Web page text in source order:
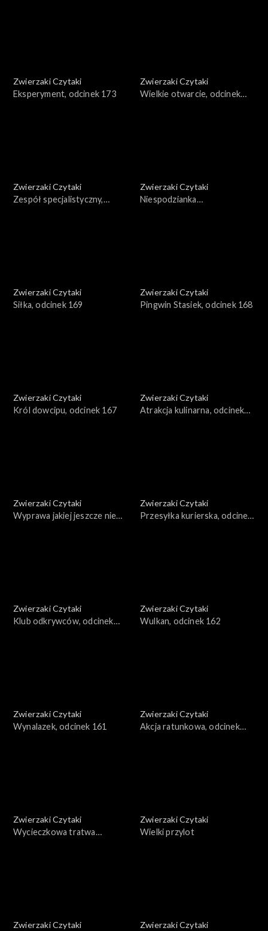
Zwierzaki Czytaki
Eksperyment, odcinek 173
Zwierzaki Czytaki
Wielkie otwarcie, odcinek
Zwierzaki Czytaki
Zespół specjalistyczny,
Zwierzaki Czytaki
Niespodzianka
Zwierzaki Czytaki
Siłka, odcinek 169
Zwierzaki Czytaki
Pingwin Stasiek, odcinek 168
Zwierzaki Czytaki
Król dowcipu, odcinek 167
Zwierzaki Czytaki
Atrakcja kulinarna, odcinek
Zwierzaki Czytaki
Wyprawa jakiej jeszcze nie
Zwierzaki Czytaki
Przesyłka kurierska, odcinek
Zwierzaki Czytaki
Klub odkrywców, odcinek
Zwierzaki Czytaki
Wulkan, odcinek 162
Zwierzaki Czytaki
Wynalazek, odcinek 161
Zwierzaki Czytaki
Akcja ratunkowa, odcinek
Zwierzaki Czytaki
Wycieczkowa tratwa
Zwierzaki Czytaki
Wielki przylot
Zwierzaki Czytaki
Zwierzaki Czytaki